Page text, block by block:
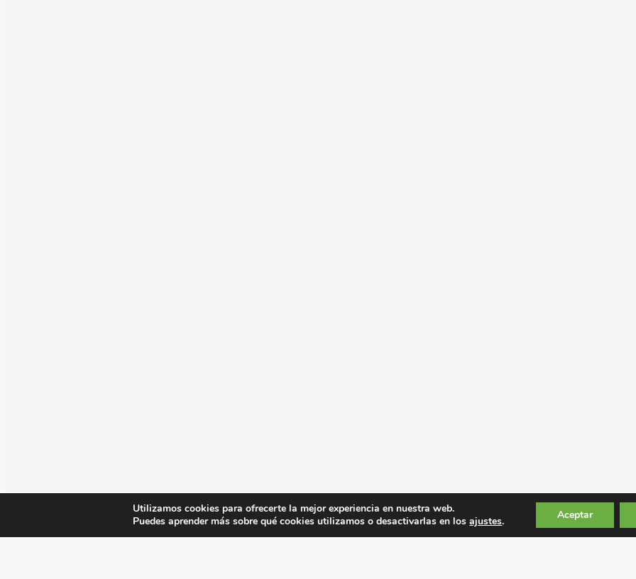
Utilizamos cookies para ofrecerte la mejor experiencia en nuestra web.
Puedes aprender más sobre qué cookies utilizamos o desactivarlas en losajustes. Aceptar